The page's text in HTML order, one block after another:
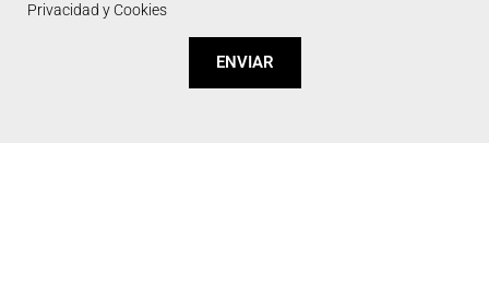
Privacidad y Cookies
ENVIAR